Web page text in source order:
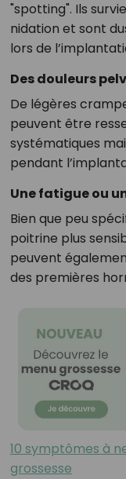
"spotting". Ils
nidation et sont
lors de
Des douleurs
De légères
peuvent être
systématiques
pendant
Une fatigue ou
Bien que peu
poitrine plus
peuvent
des premières
10 symptômes à
grossesse